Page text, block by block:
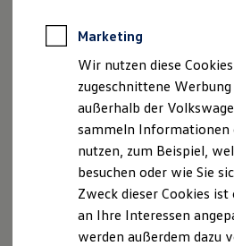
Anpfiff zum Gewinn
Elektroautos
ID. Tutorials
Elektrofahrzeugkonzepte
Reichweite
Reichweite der ID.
Reichweite im
Laden
Laden unterwegs
Laden Zuhause
Impressum & Rechtliches)
Probefahrt vereinbaren
Marketing
Wir nutzen diese
zugeschnittene
außerhalb der
sammeln Informationen
nutzen, zum Beispiel,
besuchen oder wie Sie
Zweck dieser Cookies
an Ihre Interessen
werden außerdem dazu